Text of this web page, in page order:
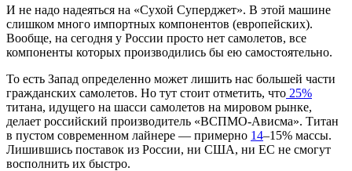
И не надо надеяться на «Сухой Суперджет». В этой машине
слишком много импортных компонентов (европейских).
Вообще, на сегодня у России просто нет самолетов, все
компоненты которых производились бы ею самостоятельно.
То есть Запад определенно может лишить нас большей части
гражданских самолетов. Но тут стоит отметить, что 25%
титана, идущего на шасси самолетов на мировом рынке,
делает российский производитель «ВСПМО-Ависма». Титан
в пустом современном лайнере — примерно 14–15% массы.
Лишившись поставок из России, ни США, ни ЕС не смогут
восполнить их быстро.